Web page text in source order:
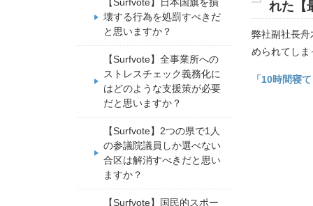
れた【
弊社副社長
められてし
「10時間寝
壊する行為を処罰すべきだ
と思いますか？
【Surfvote】全事業所への
ストレスチェック義務化に
はどのような支援策が必要
だと思いますか？
【Surfvote】2つの県で1人
の参議院議員しか選べない
合区は解消すべきだと思い
ますか？
【Surfvote】国民的スポー